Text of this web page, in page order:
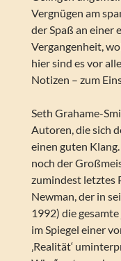
Vergnügen am
der Spaß an einer
Vergangenheit,
hier sind es vor
Notizen – zum
Seth Grahame-
Autoren, die sich
einen guten
noch der
zumindest letztes
Newman, der in
1992) die
im Spiegel einer
‚Realität‘